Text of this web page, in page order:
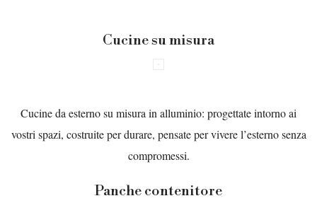
Cucine su misura
Cucine da esterno su misura in alluminio: progettate intorno ai
vostri spazi, costruite per durare, pensate per vivere l’esterno senza
compromessi.
Panche contenitore